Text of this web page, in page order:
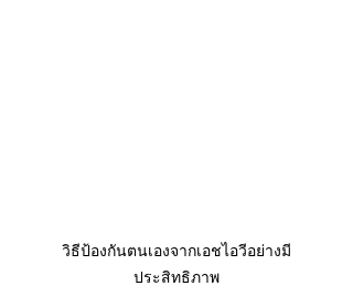
วิธีป้องกันตนเองจากเอชไอวีอย่างมี
ประสิทธิภาพ